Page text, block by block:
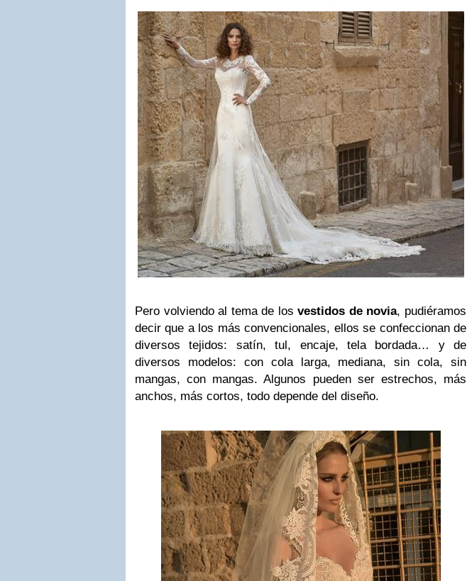
Pero volviendo al tema de losvestidos de novia, pudiéramos
decir que a los más convencionales, ellos se confeccionan de
diversos tejidos: satín, tul, encaje, tela bordada… y de
diversos modelos: con cola larga, mediana, sin cola, sin
mangas, con mangas. Algunos pueden ser estrechos, más
anchos, más cortos, todo depende del diseño.